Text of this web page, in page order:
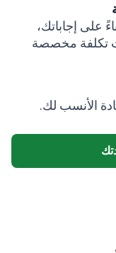
على إجاباتك،
تكلفة مخصصة
الأنسب لك.